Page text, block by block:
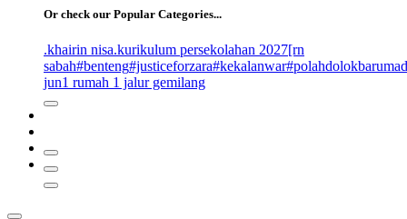
Or check our Popular Categories...
.khairin nisa.kurikulum persekolahan 2027[rn
sabah#benteng#justiceforzara#kekalanwar
jun1 rumah 1 jalur gemilang